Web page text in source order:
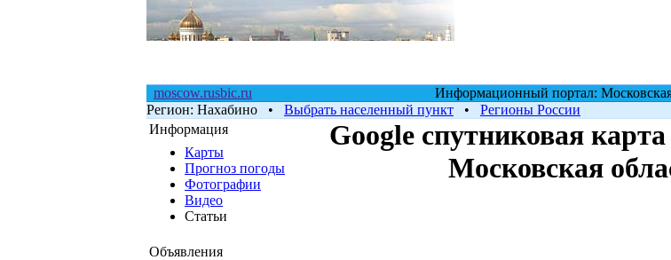
moscow.rusbic.ru
Информационный портал: Московская
Регион: Нахабино • Выбрать населенный пункт • Регионы России
Информация
Карты
Прогноз погоды
Фотографии
Видео
Статьи
Объявления
Google cпутниковая
Московская